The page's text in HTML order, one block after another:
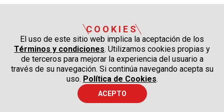
COOKIES
El uso de este sitio web implica la aceptación de los
Términos y condiciones. Utilizamos cookies propias y
de terceros para mejorar la experiencia del usuario a
través de su navegación. Si continúa navegando acepta su
uso. Política de Cookies.
ACEPTO